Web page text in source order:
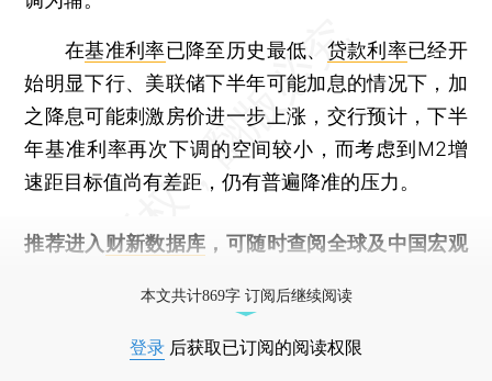
在基准利率已降至历史最低、 贷款利率已经开
始明显下行、美联储下半年可能加息的情况下，加
之降息可能刺激房价进一步上涨，交行预计，下半
年基准利率再次下调的空间较小，而考虑到M2增
速距目标值尚有差距，仍有普遍降准的压力。
推荐进入 财新数据库 ，可随时查阅全球及中国宏观
本文共计869字 订阅后继续阅读
登录 后获取已订阅的阅读权限